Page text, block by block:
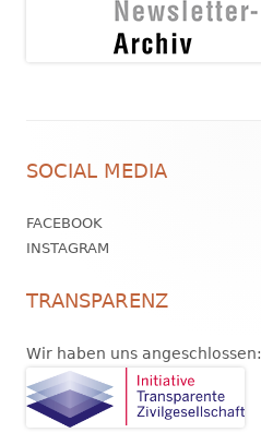
Inhalt
SOCIAL MEDIA
FACEBOOK
INSTAGRAM
TRANSPARENZ
Wir haben uns angeschlossen: